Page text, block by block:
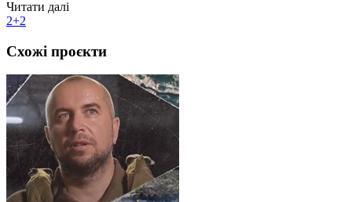
Читати далі
2+2
Схожі проєкти